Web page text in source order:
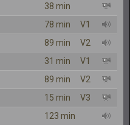
38 min
78 min
V1
89 min
V2
31 min
V1
89 min
V2
15 min
V3
123 min